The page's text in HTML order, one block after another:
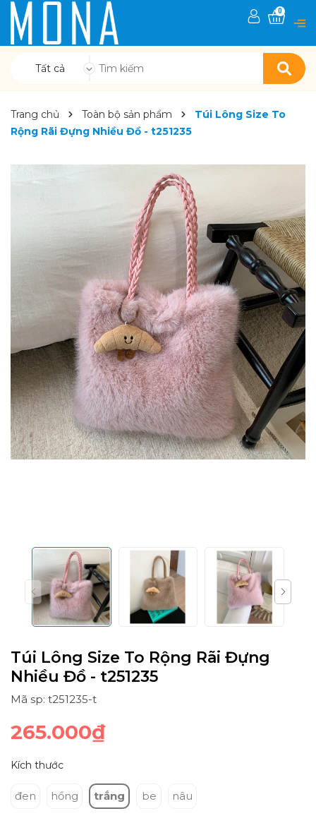
Tất cả
0
Trang chủ Toàn bộ sản phẩm
Túi Lông Size To
Rộng Rãi Đựng Nhiều Đồ - t251235
Túi Lông Size To Rộng Rãi Đựng
Nhiều Đồ - t251235
Mã sp: t251235-t
265.000₫
Kích thước
đen hồng trắng be nâu